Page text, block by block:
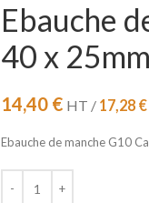
Ebauche
40 x 25mm
14,40 € HT / 17,28 €
Ebauche de manche G10